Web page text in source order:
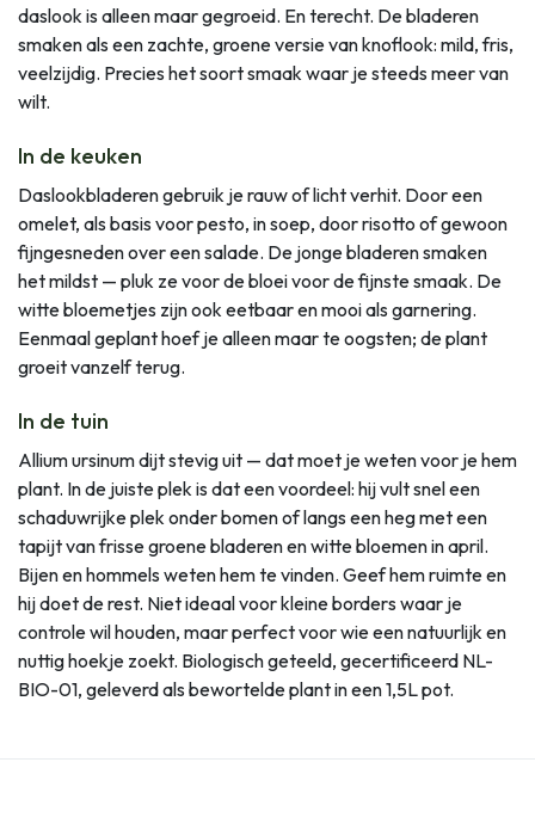
daslook is alleen maar gegroeid. En terecht. De bladeren
smaken als een zachte, groene versie van knoflook: mild, fris,
veelzijdig. Precies het soort smaak waar je steeds meer van
wilt.
In de keuken
Daslookbladeren gebruik je rauw of licht verhit. Door een
omelet, als basis voor pesto, in soep, door risotto of gewoon
fijngesneden over een salade. De jonge bladeren smaken
het mildst — pluk ze voor de bloei voor de fijnste smaak. De
witte bloemetjes zijn ook eetbaar en mooi als garnering.
Eenmaal geplant hoef je alleen maar te oogsten; de plant
groeit vanzelf terug.
In de tuin
Allium ursinum dijt stevig uit — dat moet je weten voor je hem
plant. In de juiste plek is dat een voordeel: hij vult snel een
schaduwrijke plek onder bomen of langs een heg met een
tapijt van frisse groene bladeren en witte bloemen in april.
Bijen en hommels weten hem te vinden. Geef hem ruimte en
hij doet de rest. Niet ideaal voor kleine borders waar je
controle wil houden, maar perfect voor wie een natuurlijk en
nuttig hoekje zoekt. Biologisch geteeld, gecertificeerd NL-
BIO-01, geleverd als bewortelde plant in een 1,5L pot.